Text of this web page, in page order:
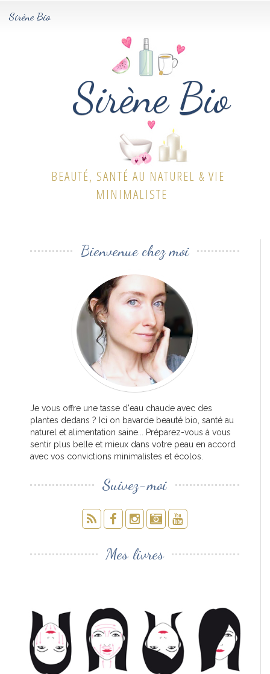
Sirène Bio
Sirène Bio
BEAUTÉ, SANTÉ AU NATUREL & VIE
MINIMALISTE
Bienvenue chez moi
Je vous offre une tasse d'eau chaude avec des
plantes dedans ? Ici on bavarde beauté bio, santé au
naturel et alimentation saine... Préparez-vous à vous
sentir plus belle et mieux dans votre peau en accord
avec vos convictions minimalistes et écolos.
Suivez-moi
Mes livres